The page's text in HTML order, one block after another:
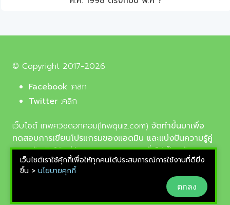
© Copyright 2017-2026
Facebook :คลิก
Twitter :คลิก
เว็บไซต์ เทพควิชดอทคอม(lnwquiz.com) จัดทำขึ้นมาเพื่อ
ทดสอบการเขียนโปรแกรมของแอดมิน และแบ่งปันความรู้คู่
ความบันเทิงให้แก่น้อง ๆ ตลอดจนบุคลทั่วไปเป็นหลัก,
รูปภาพที่นำมาใช้ประกอบบทความเป็นรูปภาพจากเว็บ
pixabay.com และunsplash.com ซึ่งเป็นเว็บแจกรูปฟรี
ลิขสิทธิ์แบบ CC0 ที่ช่างภาพจากทั่วโลกอัพโหลดไว้ให้
สามารถนำมาใช้ฟรีได้
เว็บไซต์เราใช้คุ้กกี้เพื่อให้ทุกคนได้ประสบการณ์การใช้งานที่ดียิ่ง
ขึ้น > นโยบายคุกกี้
ตกลง